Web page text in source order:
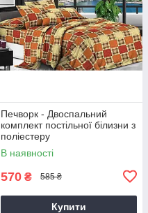
Печворк - Двоспальний
комплект постільної білизни з
поліестеру
В наявності
570 ₴ 585 ₴
Купити